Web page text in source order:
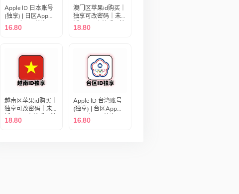
Apple ID 日本账号
(独享) | 日区App
Store专用 | 纯净可
绑邮箱 | 即买即用
16.80
澳门区苹果id购买｜
独享可改密码｜未激
活icloud｜纯手工注
册｜澳门Apple ID｜
18.80
越南区苹果id购买｜
独享可改密码｜未激
活icloud｜纯手工注
册｜越南Apple ID｜
18.80
Apple ID 台湾账号
(独享) | 台区App
Store专用 | 纯净可
绑邮箱 | 即买即用
16.80